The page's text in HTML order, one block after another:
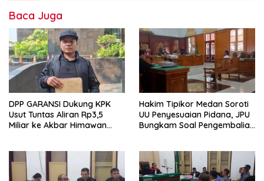
Baca Juga
DPP GARANSI Dukung KPK
Usut Tuntas Aliran Rp3,5
Miliar ke Akbar Himawan
Hakim Tipikor Medan Soroti
UU Penyesuaian Pidana, JPU
Bungkam Soal Pengembalian